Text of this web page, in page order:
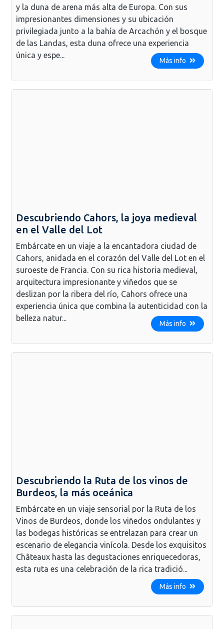
y la duna de arena más alta de Europa. Con sus
impresionantes dimensiones y su ubicación
privilegiada junto a la bahía de Arcachón y el bosque
de las Landas, esta duna ofrece una experiencia
única y espe...
Más info
Descubriendo Cahors, la joya medieval
en el Valle del Lot
Embárcate en un viaje a la encantadora ciudad de
Cahors, anidada en el corazón del Valle del Lot en el
suroeste de Francia. Con su rica historia medieval,
arquitectura impresionante y viñedos que se
deslizan por la ribera del río, Cahors ofrece una
experiencia única que combina la autenticidad con la
belleza natur...
Más info
Descubriendo la Ruta de los vinos de
Burdeos, la más oceánica
Embárcate en un viaje sensorial por la Ruta de los
Vinos de Burdeos, donde los viñedos ondulantes y
las bodegas históricas se entrelazan para crear un
escenario de elegancia vinícola. Desde los exquisitos
Châteaux hasta las degustaciones enriquecedoras,
esta ruta es una celebración de la rica tradició...
Más info